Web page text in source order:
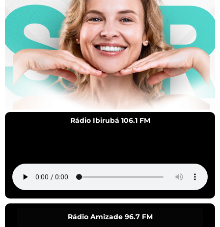
Rádio Ibirubá 106.1 FM
Rádio Amizade 96.7 FM